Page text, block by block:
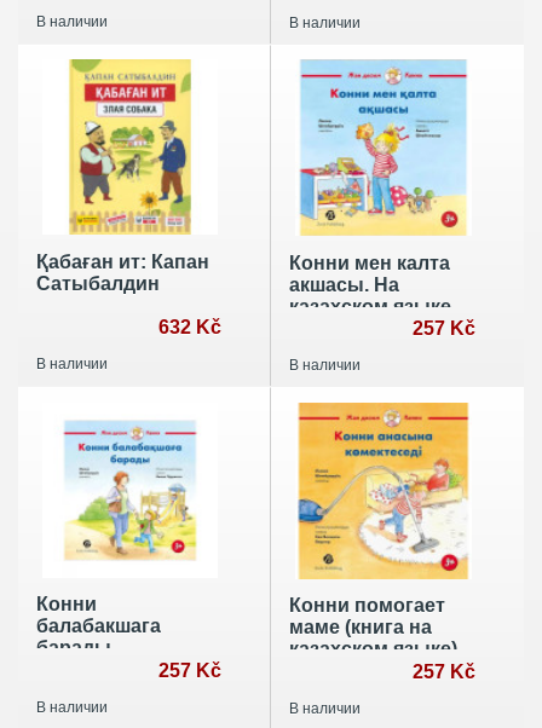
В наличии
Нидерландов и
В1- В2. В 2 частях.
Часть. 1
В наличии
Қабаған ит: Капан
Сатыбалдин
632 Kč
В наличии
Конни мен калта
акшасы. На
казахском языке
257 Kč
В наличии
Конни
балабакшага
барады
257 Kč
В наличии
Конни помогает
маме (книга на
казахском языке)
257 Kč
В наличии